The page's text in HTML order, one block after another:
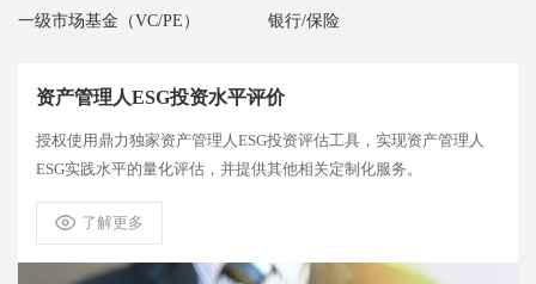
一级市场基金（VC/PE） 银行/保险
资产管理人ESG投资水平评价
授权使用鼎力独家资产管理人ESG投资评估工具，实现资产管理人
ESG实践水平的量化评估，并提供其他相关定制化服务。
了解更多